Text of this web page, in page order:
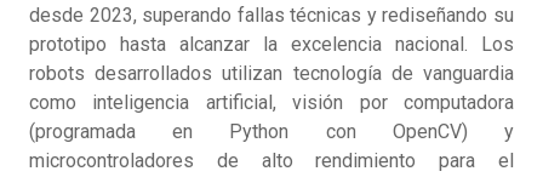
desde 2023, superando fallas técnicas y rediseñando su
prototipo hasta alcanzar la excelencia nacional. Los
robots desarrollados utilizan tecnología de vanguardia
como inteligencia artificial, visión por computadora
(programada en Python con OpenCV) y
microcontroladores de alto rendimiento para el